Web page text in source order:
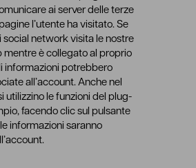
ai server delle terze
l’utente ha visitato. Se
social network visita le nostre
mentre è collegato al proprio
informazioni potrebbero
all’account. Anche nel
utilizzino le funzioni del plug-
facendo clic sul pulsante
le informazioni saranno